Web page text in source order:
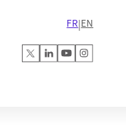
FR|EN